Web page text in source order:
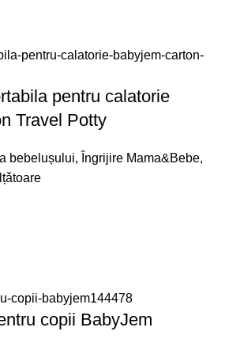
pentru calatorie
Travel Potty
bebelușului, Îngrijire Mama&Bebe,
copii BabyJem